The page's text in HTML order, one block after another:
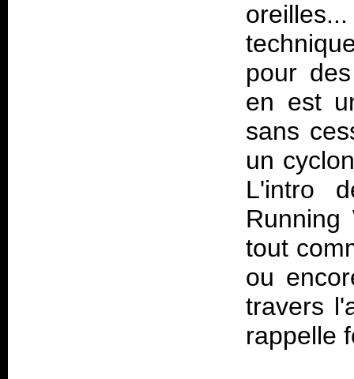
pour
en est
sans
un
L'intro
tout
ou
travers
rappelle